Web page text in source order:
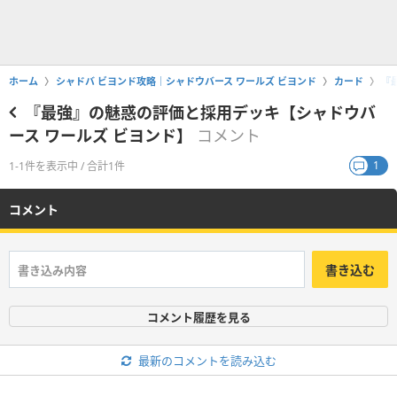
ホーム シャドバ ビヨンド攻略｜シャドウバース ワールズ ビヨンド カード
『最強』の魅惑の評価と採用デッキ【シャドウバ
ース ワールズ ビヨンド】
コメント
1-1件を表示中 / 合計1件 1
コメント
書き込む
コメント履歴を見る
最新のコメントを読み込む